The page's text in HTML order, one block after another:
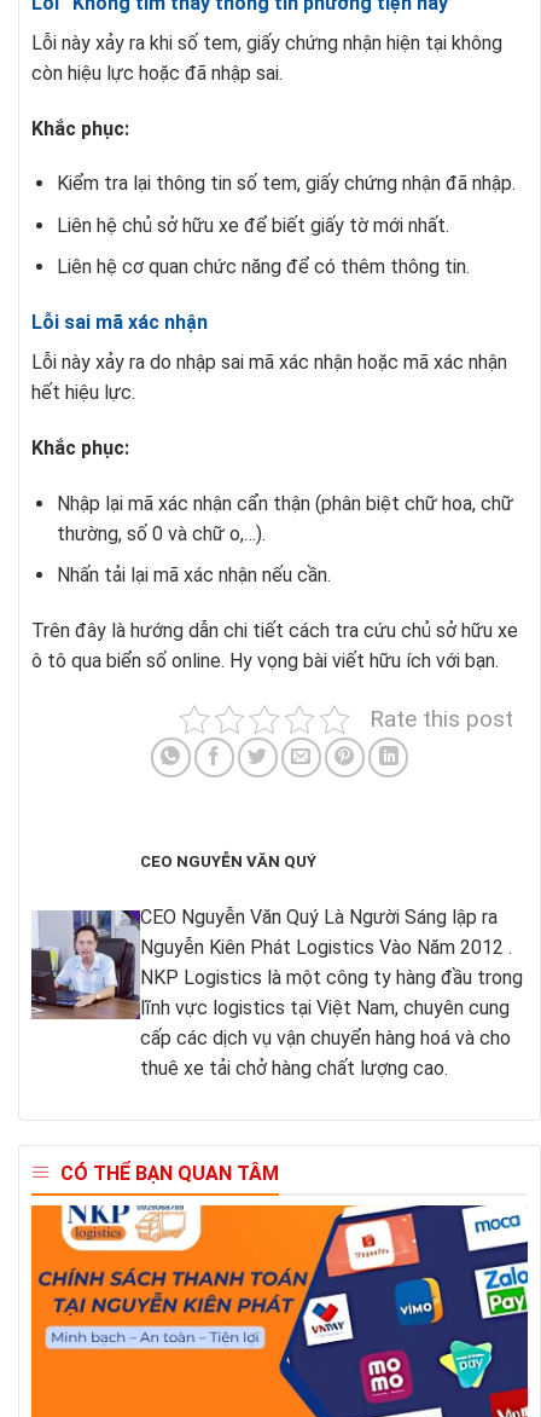
Lỗi này xảy ra khi số tem, giấy chứng nhận hiện tại không
còn hiệu lực hoặc đã nhập sai.
Khắc phục:
Kiểm tra lại thông tin số tem, giấy chứng nhận đã nhập.
Liên hệ chủ sở hữu xe để biết giấy tờ mới nhất.
Liên hệ cơ quan chức năng để có thêm thông tin.
Lỗi sai mã xác nhận
Lỗi này xảy ra do nhập sai mã xác nhận hoặc mã xác nhận
hết hiệu lực.
Khắc phục:
Nhập lại mã xác nhận cẩn thận (phân biệt chữ hoa, chữ
thường, số 0 và chữ o,…).
Nhấn tải lại mã xác nhận nếu cần.
Trên đây là hướng dẫn chi tiết cách tra cứu chủ sở hữu xe
ô tô qua biển số online. Hy vọng bài viết hữu ích với bạn.
Rate this post
CEO NGUYỄN VĂN QUÝ
CEO Nguyễn Văn Quý Là Người Sáng lập ra
Nguyễn Kiên Phát Logistics Vào Năm 2012 .
NKP Logistics là một công ty hàng đầu trong
lĩnh vực logistics tại Việt Nam, chuyên cung
cấp các dịch vụ vận chuyển hàng hoá và cho
thuê xe tải chở hàng chất lượng cao.
CÓ THỂ BẠN QUAN TÂM